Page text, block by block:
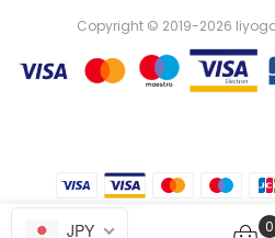
Copyright © 2019-2026
0
JPY